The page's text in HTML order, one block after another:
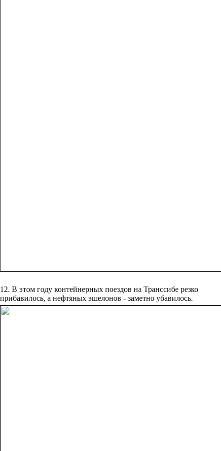
12. В этом году контейнерных поездов на Транссибе резко
прибавилось, а нефтяных эшелонов - заметно убавилось.